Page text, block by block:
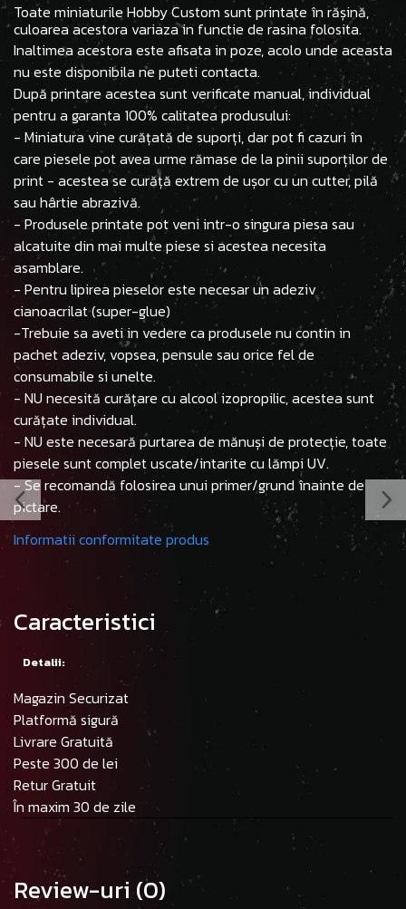
Toate miniaturile Hobby Custom sunt printate în rășină,
culoarea acestora variaza in functie de rasina folosita.
Inaltimea acestora este afisata in poze, acolo unde aceasta
nu este disponibila ne puteti contacta.
După printare acestea sunt verificate manual, individual
pentru a garanta 100% calitatea produsului:
- Miniatura vine curățată de suporți, dar pot fi cazuri în
care piesele pot avea urme rămase de la pinii suporților de
print - acestea se curăță extrem de ușor cu un cutter, pilă
sau hârtie abrazivă.
- Produsele printate pot veni intr-o singura piesa sau
alcatuite din mai multe piese si acestea necesita
asamblare.
- Pentru lipirea pieselor este necesar un adeziv
cianoacrilat (super-glue)
-Trebuie sa aveti in vedere ca produsele nu contin in
pachet adeziv, vopsea, pensule sau orice fel de
consumabile si unelte.
- NU necesită curățare cu alcool izopropilic, acestea sunt
curățate individual.
- NU este necesară purtarea de mănuși de protecție, toate
piesele sunt complet uscate/intarite cu lămpi UV.
- Se recomandă folosirea unui primer/grund înainte de
pictare.
Informatii conformitate produs
Caracteristici
Detalii:
Magazin Securizat
Platformă sigură
Livrare Gratuită
Peste 300 de lei
Retur Gratuit
În maxim 30 de zile
Review-uri(0)